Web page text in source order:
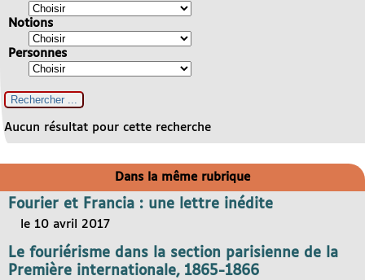
Notions
Personnes
Aucun résultat pour cette recherche
Dans la même rubrique
Fourier et Francia : une lettre inédite
le 10 avril 2017
Le fouriérisme dans la section parisienne de la
Première internationale, 1865-1866